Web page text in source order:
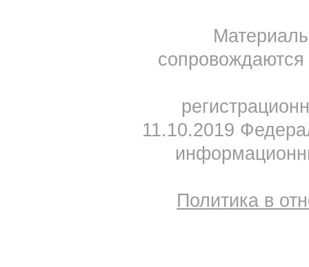
11.10.2019
Политика в